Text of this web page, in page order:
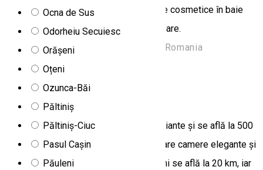
Ocna de Sus
Odorheiu Secuiesc
Orășeni
Oțeni
Ozunca-Băi
Păltiniș
Păltiniș-Ciuc
Pasul Cașin
Păuleni
proprie, camere izolate fonic și produse cosmetice în baie
pentru o experiență relaxantă și liniștitoare.
Strada Rotundă 12, Borsec 535300, Romania
Vilă
Vila Gal este înconjurată de păduri luxuriante şi se află la 500
de metri de malul Lacul Roşu. Aceasta are camere elegante şi
o bucătărie comună gratuită. Gheorgheni se află la 20 km, iar